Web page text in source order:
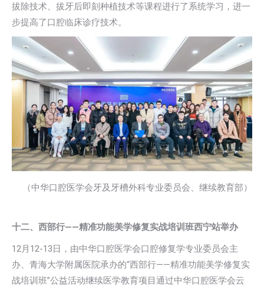
拔除技术、拔牙后即刻种植技术等课程进行了系统学习，进一
步提高了口腔临床诊疗技术。
（中华口腔医学会牙及牙槽外科专业委员会、继续教育部）
十二、 西部行——精准功能美学修复实战培训班西宁站举办
12月12-13日，由中华口腔医学会口腔修复学专业委员会主
办、青海大学附属医院承办的“西部行——精准功能美学修复实
战培训班”公益活动继续医学教育项目通过中华口腔医学会云